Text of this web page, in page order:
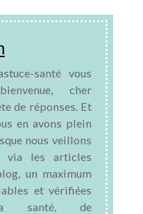
santé vous
cher
de réponses. Et
en avons plein
nous veillons
via les articles
un maximum
et vérifiées
santé, de